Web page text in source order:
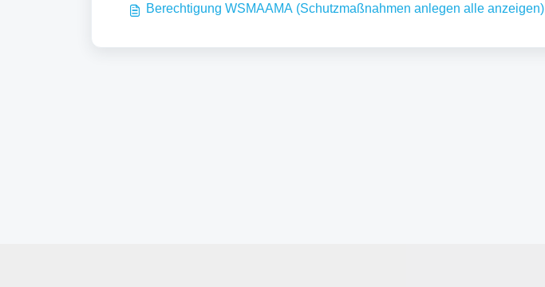
Berechtigung WSMAAMA (Schutzmaßnahmen anlegen alle anzeigen)